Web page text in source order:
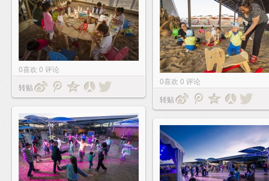
0喜欢 0 评论
转贴
0喜欢 0 评论
转贴